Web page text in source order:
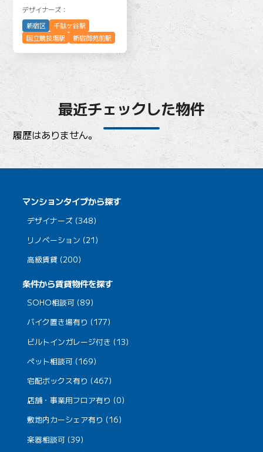
デザイナーズ：
新宿区
千駄ヶ谷駅
国立競技場駅
新宿御苑前駅
最近チェックした物件
履歴はありません。
マンションタイプから探す
デザイナーズ (348)
リノベーション (21)
高級賃貸 (200)
条件から賃貸物件を探す
SOHO相談可 (89)
バイク置き場有り (177)
ビルトインガレージ付き (13)
ペット相談可 (169)
宅配ボックス有り (467)
店舗・事業用フロア有り (0)
敷地内カーシェア有り (16)
楽器相談可 (39)